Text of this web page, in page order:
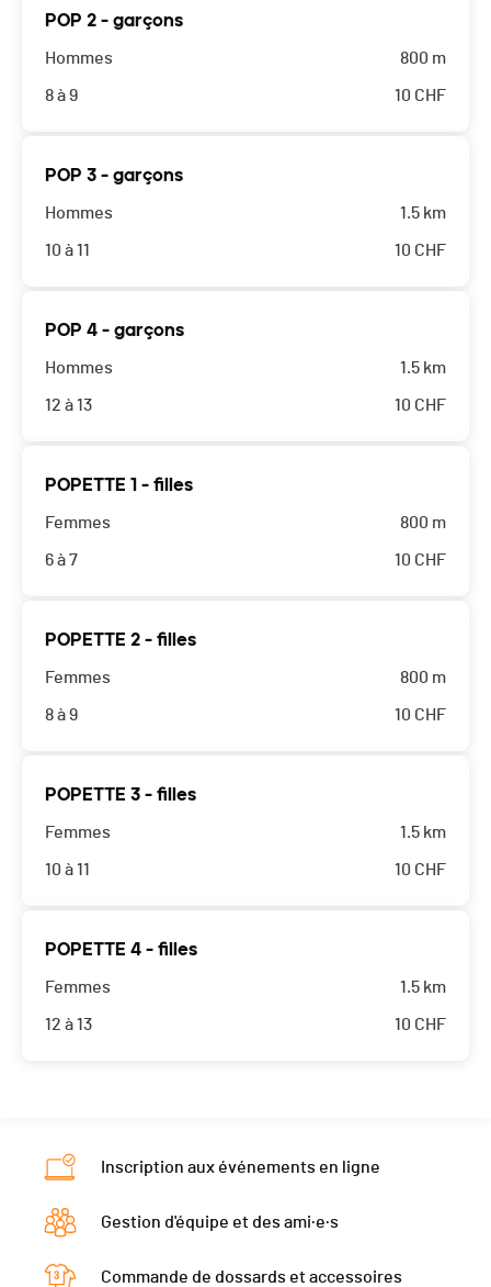
POP 2 - garçons
Hommes
8 à 9
800 m
10 CHF
POP 3 - garçons
Hommes
10 à 11
1.5 km
10 CHF
POP 4 - garçons
Hommes
12 à 13
1.5 km
10 CHF
POPETTE 1 - filles
Femmes
6 à 7
800 m
10 CHF
POPETTE 2 - filles
Femmes
8 à 9
800 m
10 CHF
POPETTE 3 - filles
Femmes
10 à 11
1.5 km
10 CHF
POPETTE 4 - filles
Femmes
12 à 13
1.5 km
10 CHF
Inscription aux événements en ligne
Gestion d'équipe et des ami·e·s
Commande de dossards et accessoires